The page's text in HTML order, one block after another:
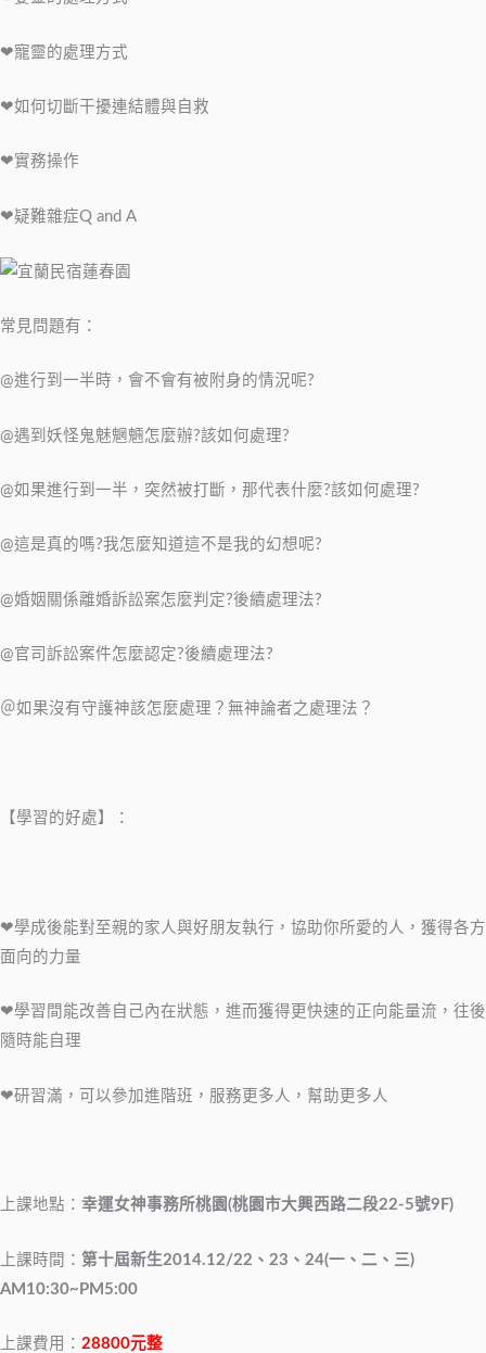
❤寵靈的處理方式
❤如何切斷干擾連結體與自救
❤實務操作
❤疑難雜症Q and A
常見問題有：
@進行到一半時，會不會有被附身的情況呢?
@遇到妖怪鬼魅魍魎怎麼辦?該如何處理?
@如果進行到一半，突然被打斷，那代表什麼?該如何處理?
@這是真的嗎?我怎麼知道這不是我的幻想呢?
@婚姻關係離婚訴訟案怎麼判定?後續處理法?
@官司訴訟案件怎麼認定?後續處理法?
＠如果沒有守護神該怎麼處理？無神論者之處理法？
【學習的好處】：
❤學成後能對至親的家人與好朋友執行，協助你所愛的人，獲得各方
面向的力量
❤學習間能改善自己內在狀態，進而獲得更快速的正向能量流，往後
隨時能自理
❤研習滿，可以參加進階班，服務更多人，幫助更多人
上課地點： 幸運女神事務所桃園(桃園市大興西路二段22-5號9F)
上課時間： 第十屆新生2014.12/22、23、24(一、二、三)
AM10:30~PM5:00
上課費用： 28800元整